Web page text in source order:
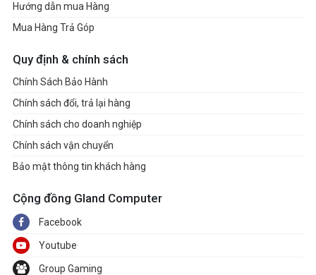
Hướng dẫn mua Hàng
Mua Hàng Trả Góp
Quy định & chính sách
Chính Sách Bảo Hành
Chính sách đổi, trả lại hàng
Chính sách cho doanh nghiệp
Chính sách vận chuyển
Bảo mật thông tin khách hàng
Cộng đồng Gland Computer
Facebook
Youtube
Group Gaming